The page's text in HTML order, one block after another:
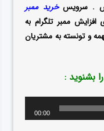
. سرویسخرید ممبر
ممبر تلگرام به
و تونسته به مشتریان
بشنوید :
00:00